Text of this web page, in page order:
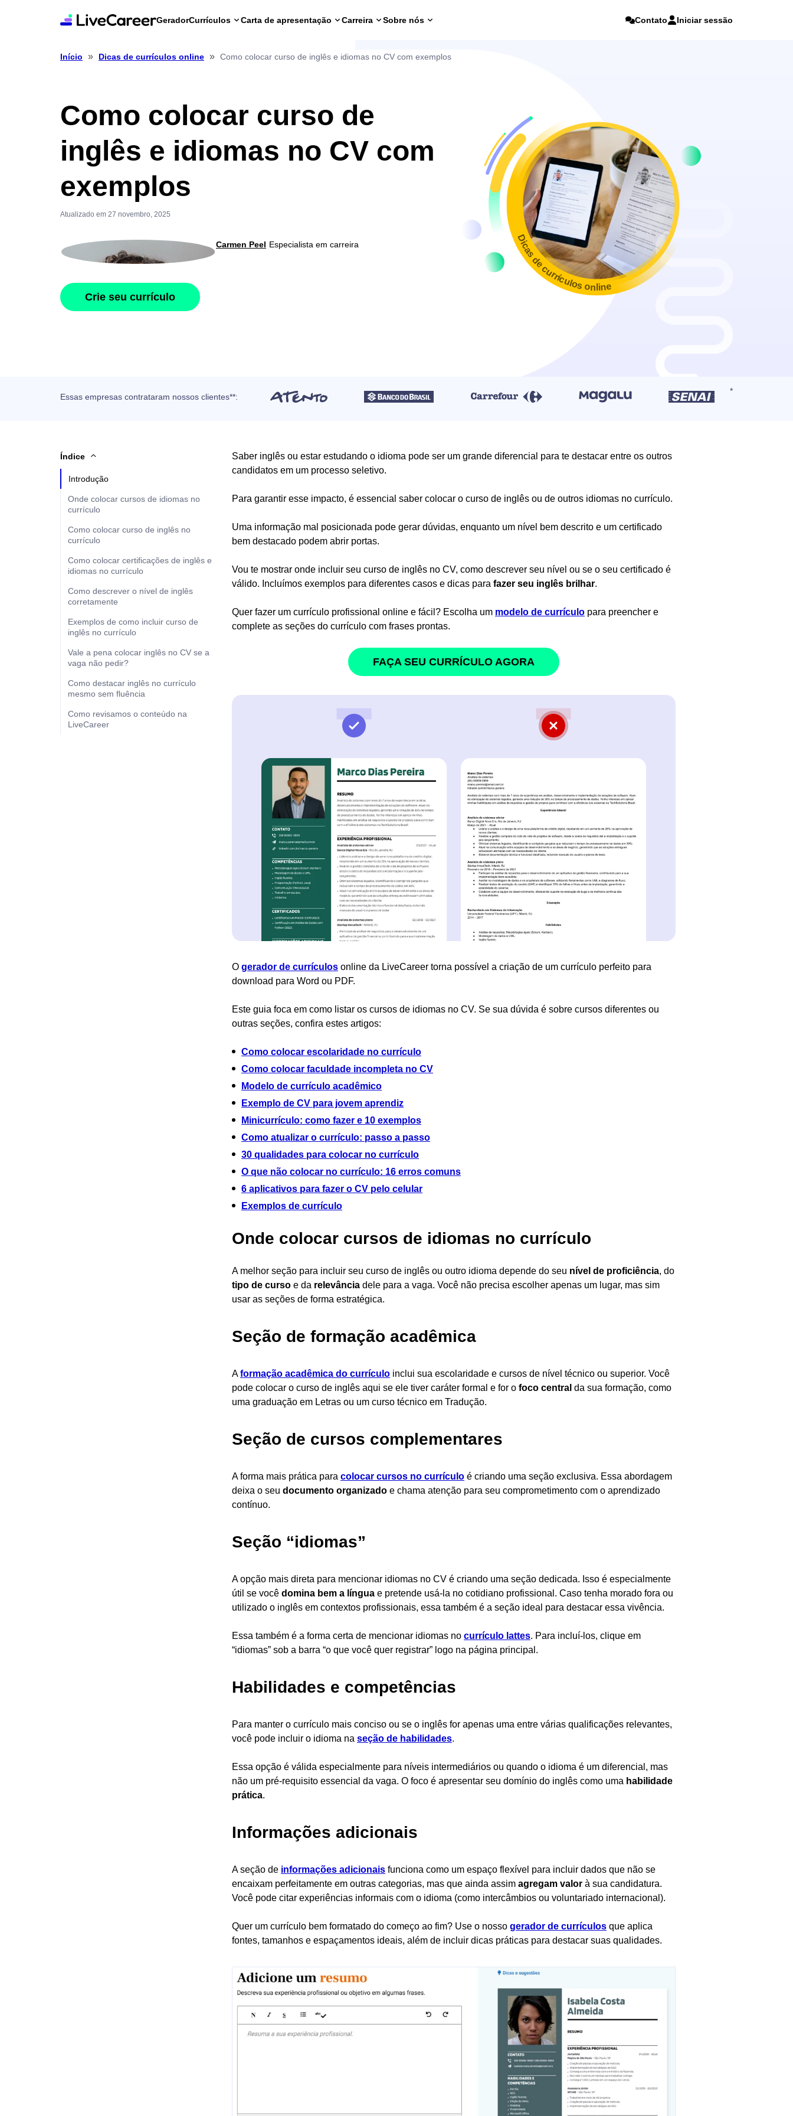
GeradorCurrículos Carta de apresentação Carreira Sobre nós Contato Iniciar sessão
Início » Dicas de currículos online » Como colocar curso de inglês e idiomas no CV com exemplos
Como colocar curso de
inglês e idiomas no CV com
exemplos
Atualizado em 27 novembro, 2025
Carmen Peel Especialista em carreira
Crie seu currículo
Dicas de currículos online
Essas empresas contrataram nossos clientes**:
Índice
Introdução
Onde colocar cursos de idiomas no
currículo
Como colocar curso de inglês no
currículo
Como colocar certificações de inglês e
idiomas no currículo
Como descrever o nível de inglês
corretamente
Exemplos de como incluir curso de
inglês no currículo
Vale a pena colocar inglês no CV se a
vaga não pedir?
Como destacar inglês no currículo
mesmo sem fluência
Como revisamos o conteúdo na
LiveCareer
Saber inglês ou estar estudando o idioma pode ser um grande diferencial para te destacar entre os outros
candidatos em um processo seletivo.
Para garantir esse impacto, é essencial saber colocar o curso de inglês ou de outros idiomas no currículo.
Uma informação mal posicionada pode gerar dúvidas, enquanto um nível bem descrito e um certificado
bem destacado podem abrir portas.
Vou te mostrar onde incluir seu curso de inglês no CV, como descrever seu nível ou se o seu certificado é
válido. Incluímos exemplos para diferentes casos e dicas para fazer seu inglês brilhar.
Quer fazer um currículo profissional online e fácil? Escolha um modelo de currículo para preencher e
complete as seções do currículo com frases prontas.
FAÇA SEU CURRÍCULO AGORA
O gerador de currículos online da LiveCareer torna possível a criação de um currículo perfeito para
download para Word ou PDF.
Este guia foca em como listar os cursos de idiomas no CV. Se sua dúvida é sobre cursos diferentes ou
outras seções, confira estes artigos:
Como colocar escolaridade no currículo
Como colocar faculdade incompleta no CV
Modelo de currículo acadêmico
Exemplo de CV para jovem aprendiz
Minicurrículo: como fazer e 10 exemplos
Como atualizar o currículo: passo a passo
30 qualidades para colocar no currículo
O que não colocar no currículo: 16 erros comuns
6 aplicativos para fazer o CV pelo celular
Exemplos de currículo
Onde colocar cursos de idiomas no currículo
A melhor seção para incluir seu curso de inglês ou outro idioma depende do seu nível de proficiência, do
tipo de curso e da relevância dele para a vaga. Você não precisa escolher apenas um lugar, mas sim
usar as seções de forma estratégica.
Seção de formação acadêmica
Aformação acadêmica do currículo inclui sua escolaridade e cursos de nível técnico ou superior. Você
pode colocar o curso de inglês aqui se ele tiver caráter formal e for o foco central da sua formação, como
uma graduação em Letras ou um curso técnico em Tradução.
Seção de cursos complementares
A forma mais prática para colocar cursos no currículo é criando uma seção exclusiva. Essa abordagem
deixa o seu documento organizado e chama atenção para seu comprometimento com o aprendizado
contínuo.
Seção “idiomas”
A opção mais direta para mencionar idiomas no CV é criando uma seção dedicada. Isso é especialmente
útil se você domina bem a língua e pretende usá-la no cotidiano profissional. Caso tenha morado fora ou
utilizado o inglês em contextos profissionais, essa também é a seção ideal para destacar essa vivência.
Essa também é a forma certa de mencionar idiomas no currículo lattes. Para incluí-los, clique em
“idiomas” sob a barra “o que você quer registrar” logo na página principal.
Habilidades e competências
Para manter o currículo mais conciso ou se o inglês for apenas uma entre várias qualificações relevantes,
você pode incluir o idioma na seção de habilidades.
Essa opção é válida especialmente para níveis intermediários ou quando o idioma é um diferencial, mas
não um pré-requisito essencial da vaga. O foco é apresentar seu domínio do inglês como uma habilidade
prática.
Informações adicionais
A seção de informações adicionais funciona como um espaço flexível para incluir dados que não se
encaixam perfeitamente em outras categorias, mas que ainda assim agregam valor à sua candidatura.
Você pode citar experiências informais com o idioma (como intercâmbios ou voluntariado internacional).
Quer um currículo bem formatado do começo ao fim? Use o nosso gerador de currículos que aplica
fontes, tamanhos e espaçamentos ideais, além de incluir dicas práticas para destacar suas qualidades.